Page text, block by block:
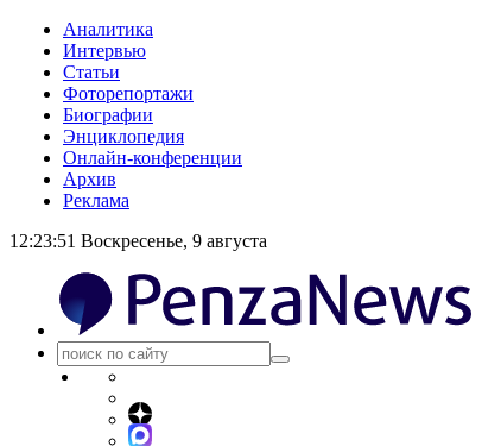
Аналитика
Интервью
Статьи
Фоторепортажи
Биографии
Энциклопедия
Онлайн-конференции
Архив
Реклама
12:23:51 Воскресенье, 9 августа